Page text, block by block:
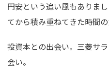
円安という追い風もありま
てから積み重ねてきた時間の
投資本との出会い。三菱サ
会い。